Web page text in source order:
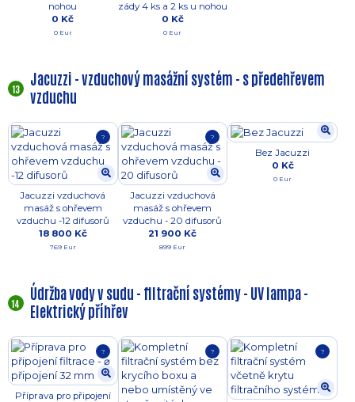
nohou
0 Kč
0 Eur
zády 4 ks a 2 ks u nohou
0 Kč
0 Eur
13
Jacuzzi - vzduchový masážní systém - s předehřevem
vzduchu
Jacuzzi vzduchová
masáž s ohřevem
vzduchu -12 difusorů
?
18 800 Kč
769 Eur
Jacuzzi vzduchová
masáž s ohřevem
vzduchu - 20 difusorů
?
21 900 Kč
899 Eur
Bez Jacuzzi
0 Kč
0 Eur
14
Údržba vody v sudu - filtrační systémy - UV lampa -
Elektrický příhřev
Příprava pro připojení
? ? ?